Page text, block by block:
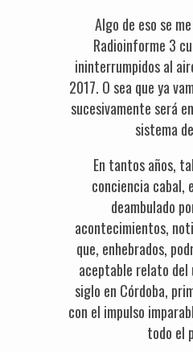
Algo de eso se
Radioinforme 3
ininterrumpidos al
2017. O sea que ya
sucesivamente será
sistema
En tantos años,
conciencia cabal,
deambulado
acontecimientos,
que, enhebrados,
aceptable relato
siglo en Córdoba,
con el impulso
todo el